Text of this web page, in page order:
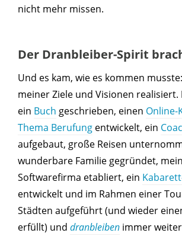
nicht mehr missen.
Der Dranbleiber-Spirit
Und es kam, wie es kommen
meiner Ziele und Visionen realisiert.
ein Buch geschrieben, einen Online-
Thema Berufung entwickelt, ein
aufgebaut, große Reisen
wunderbare Familie gegründet,
Softwarefirma etabliert, ein
entwickelt und im Rahmen einer
Städten aufgeführt (und wieder
erfüllt) und dranbleiben immer